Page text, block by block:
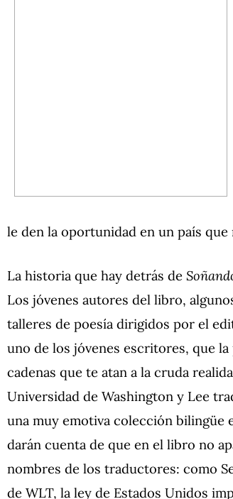
le den la oportunidad en un país
La historia que hay detrás de
Los jóvenes autores del libro,
talleres de poesía dirigidos por el
uno de los jóvenes escritores, que
cadenas que te atan a la cruda
Universidad de Washington y Lee
una muy emotiva colección bilingüe
darán cuenta de que en el libro no
nombres de los traductores: como
de WLT, la ley de Estados Unidos